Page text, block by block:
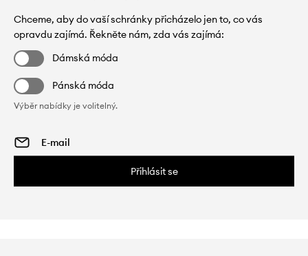
Chceme, aby do vaší schránky přicházelo jen to, co vás
opravdu zajímá. Řekněte nám, zda vás zajímá:
Dámská móda
Pánská móda
Výběr nabídky je volitelný.
Přihlásit se